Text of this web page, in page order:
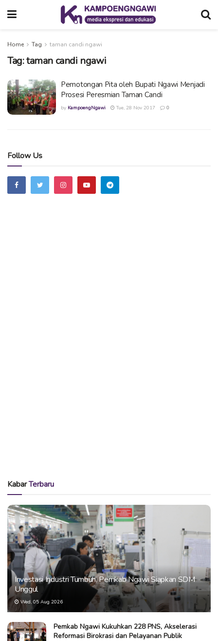
Home Tag taman candi ngawi
Tag:taman candi ngawi
Pemotongan Pita oleh Bupati Ngawi Menjadi
Prosesi Peresmian Taman Candi
by KampoengNgawi Tue, 28 Nov 2017 0
Follow Us
KabarTerbaru
Investasi Industri Tumbuh, Pemkab Ngawi Siapkan SDM
Unggul
Wed, 05 Aug 2026
Pemkab Ngawi Kukuhkan 228 PNS, Akselerasi
Reformasi Birokrasi dan Pelayanan Publik